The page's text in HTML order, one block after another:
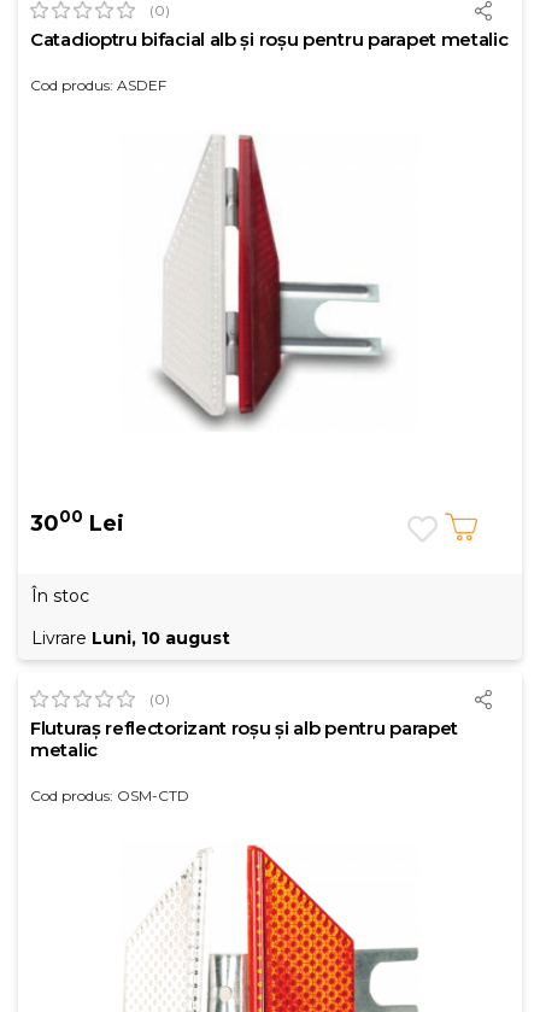
(0)
Catadioptru bifacial alb și roșu pentru parapet metalic
Cod produs: ASDEF
3000 Lei
În stoc
Livrare Luni, 10 august
(0)
Fluturaș reflectorizant roșu și alb pentru parapet
metalic
Cod produs: OSM-CTD